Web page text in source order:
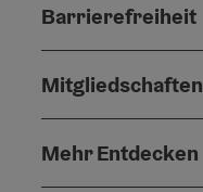
Barrierefreiheit
Mitgliedschaften
Mehr Entdecken